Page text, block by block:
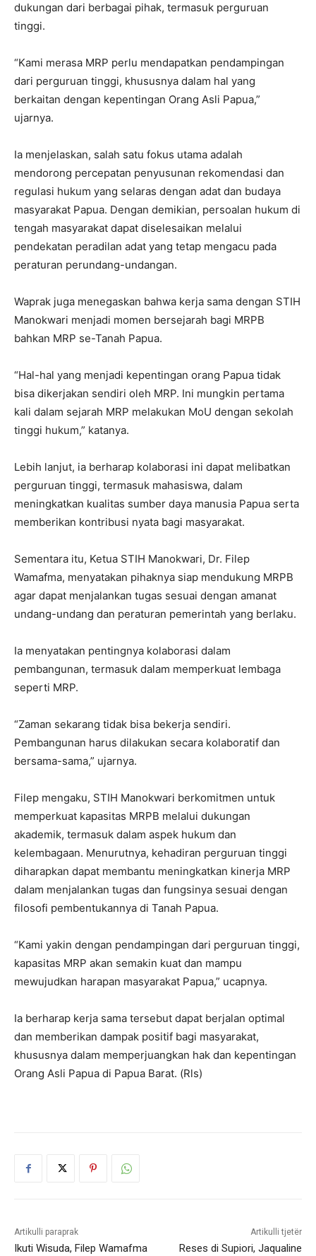
dukungan dari berbagai pihak, termasuk perguruan
tinggi.
“Kami merasa MRP perlu mendapatkan pendampingan
dari perguruan tinggi, khususnya dalam hal yang
berkaitan dengan kepentingan Orang Asli Papua,”
ujarnya.
Ia menjelaskan, salah satu fokus utama adalah
mendorong percepatan penyusunan rekomendasi dan
regulasi hukum yang selaras dengan adat dan budaya
masyarakat Papua. Dengan demikian, persoalan hukum di
tengah masyarakat dapat diselesaikan melalui
pendekatan peradilan adat yang tetap mengacu pada
peraturan perundang-undangan.
Waprak juga menegaskan bahwa kerja sama dengan STIH
Manokwari menjadi momen bersejarah bagi MRPB
bahkan MRP se-Tanah Papua.
“Hal-hal yang menjadi kepentingan orang Papua tidak
bisa dikerjakan sendiri oleh MRP. Ini mungkin pertama
kali dalam sejarah MRP melakukan MoU dengan sekolah
tinggi hukum,” katanya.
Lebih lanjut, ia berharap kolaborasi ini dapat melibatkan
perguruan tinggi, termasuk mahasiswa, dalam
meningkatkan kualitas sumber daya manusia Papua serta
memberikan kontribusi nyata bagi masyarakat.
Sementara itu, Ketua STIH Manokwari, Dr. Filep
Wamafma, menyatakan pihaknya siap mendukung MRPB
agar dapat menjalankan tugas sesuai dengan amanat
undang-undang dan peraturan pemerintah yang berlaku.
Ia menyatakan pentingnya kolaborasi dalam
pembangunan, termasuk dalam memperkuat lembaga
seperti MRP.
“Zaman sekarang tidak bisa bekerja sendiri.
Pembangunan harus dilakukan secara kolaboratif dan
bersama-sama,” ujarnya.
Filep mengaku, STIH Manokwari berkomitmen untuk
memperkuat kapasitas MRPB melalui dukungan
akademik, termasuk dalam aspek hukum dan
kelembagaan. Menurutnya, kehadiran perguruan tinggi
diharapkan dapat membantu meningkatkan kinerja MRP
dalam menjalankan tugas dan fungsinya sesuai dengan
filosofi pembentukannya di Tanah Papua.
“Kami yakin dengan pendampingan dari perguruan tinggi,
kapasitas MRP akan semakin kuat dan mampu
mewujudkan harapan masyarakat Papua,” ucapnya.
Ia berharap kerja sama tersebut dapat berjalan optimal
dan memberikan dampak positif bagi masyarakat,
khususnya dalam memperjuangkan hak dan kepentingan
Orang Asli Papua di Papua Barat. (Rls)
Artikulli paraprak
Ikuti Wisuda, Filep Wamafma
Artikulli tjetër
Reses di Supiori, Jaqualine